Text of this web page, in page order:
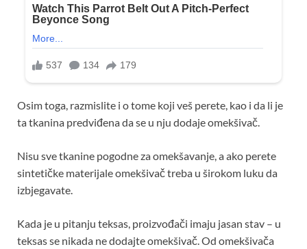
Osim toga, razmislite i o tome koji veš perete, kao i da li je
ta tkanina predviđena da se u nju dodaje omekšivač.
Nisu sve tkanine pogodne za omekšavanje, a ako perete
sintetičke materijale omekšivač treba u širokom luku da
izbjegavate.
Kada je u pitanju teksas, proizvođači imaju jasan stav – u
teksas se nikada ne dodajte omekšivač. Od omekšivača